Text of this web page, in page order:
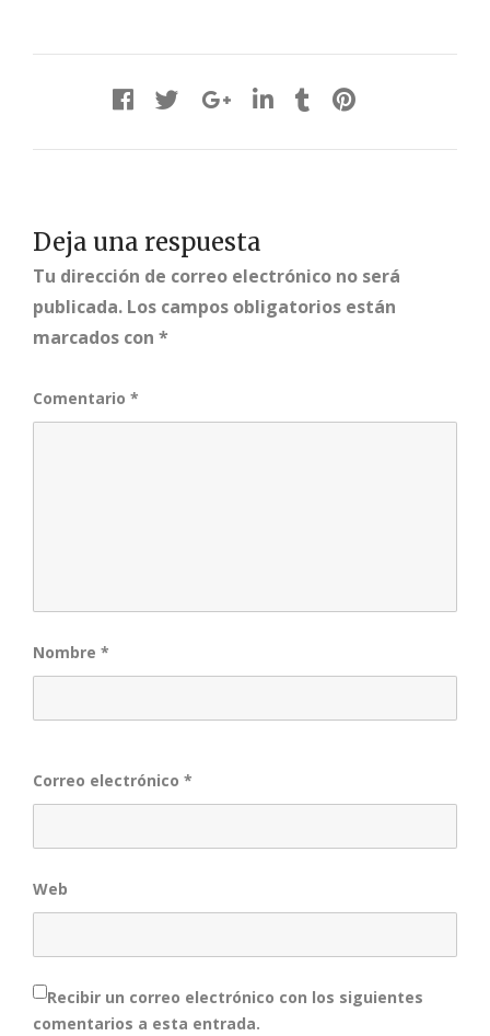
Deja una respuesta
Tu dirección de correo electrónico no será
publicada. Los campos obligatorios están
marcados con *
Comentario *
Nombre *
Correo electrónico *
Web
Recibir un correo electrónico con los siguientes
comentarios a esta entrada.